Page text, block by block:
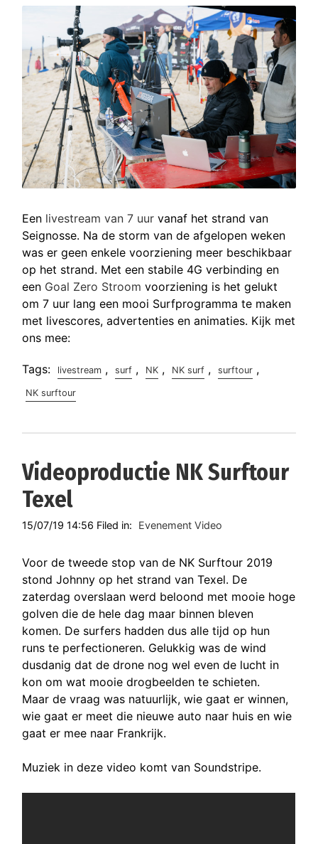
Een livestream van 7 uurvanaf het strand van
Seignosse. Na de storm van de afgelopen weken
was er geen enkele voorziening meer beschikbaar
op het strand. Met een stabile 4G verbinding en
een Goal Zero Stroom voorziening is het gelukt
om 7 uur lang een mooi Surfprogramma te maken
met livescores, advertenties en animaties. Kijk met
ons mee:
Tags: livestream , surf , NK , NK surf , surftour ,
NK surftour
Videoproductie NK Surftour
Texel
15/07/19 14:56 Filed in: Evenement Video
Voor de tweede stop van de NK Surftour 2019
stond Johnny op het strand van Texel. De
zaterdag overslaan werd beloond met mooie hoge
golven die de hele dag maar binnen bleven
komen. De surfers hadden dus alle tijd op hun
runs te perfectioneren. Gelukkig was de wind
dusdanig dat de drone nog wel even de lucht in
kon om wat mooie drogbeelden te schieten.
Maar de vraag was natuurlijk, wie gaat er winnen,
wie gaat er meet die nieuwe auto naar huis en wie
gaat er mee naar Frankrijk.
Muziek in deze video komt van Soundstripe.